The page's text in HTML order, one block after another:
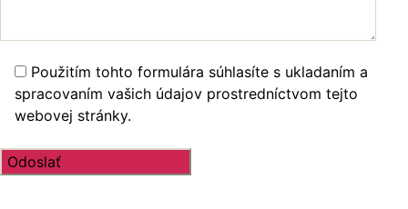
Použitím tohto formulára súhlasíte s ukladaním a
spracovaním vašich údajov prostredníctvom tejto
webovej stránky.